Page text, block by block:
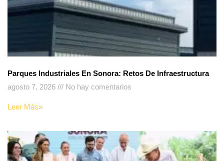
Parques Industriales En Sonora: Retos De Infraestructura
agosto 7, 2026
No hay comentarios
Leer Más»